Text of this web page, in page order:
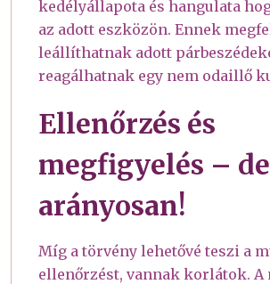
kedélyállapota és hangulata
az adott eszközön. Ennek
leállíthatnak adott
reagálhatnak egy nem odaillő
Ellenőrzés és
megfigyelés –
arányosan!
Míg a törvény lehetővé teszi a
ellenőrzést, vannak korlátok. A